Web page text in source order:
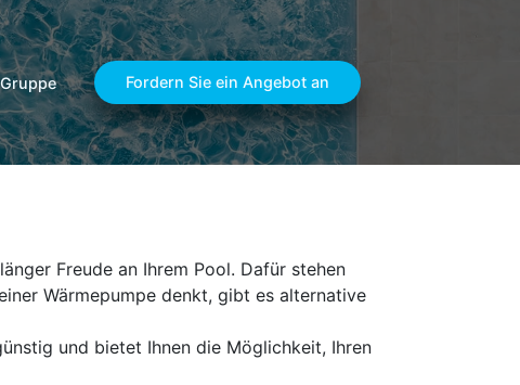
Fordern Sie ein Angebot an
Freude an Ihrem Pool. Dafür stehen
Wärmepumpe denkt, gibt es alternative
und bietet Ihnen die Möglichkeit, Ihren